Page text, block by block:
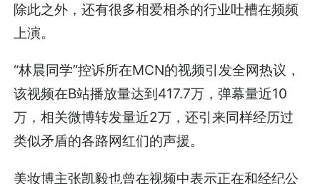
除此之外，还有很多相爱相杀的行业吐槽在频频
上演。
“林晨同学”控诉所在MCN的视频引发全网热议，
该视频在B站播放量达到417.7万，弹幕量近10
万，相关微博转发量近2万，还引来同样经历过
类似矛盾的各路网红们的声援。
美妆博主张凯毅也曾在视频中表示正在和经纪公